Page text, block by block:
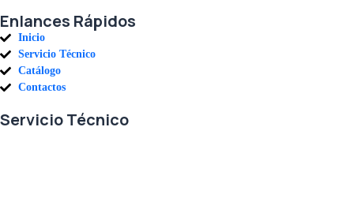
Enlances Rápidos
Inicio
Servicio Técnico
Catálogo
Contactos
Servicio Técnico